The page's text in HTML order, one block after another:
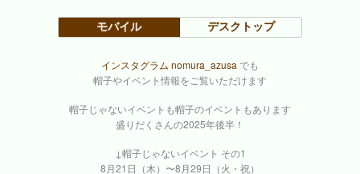
モバイル デスクトップ
インスタグラム nomura_azusa でも
帽子やイベント情報をご覧いただけます
帽子じゃないイベントも帽子のイベントもあります
盛りだくさんの2025年後半！
↓帽子じゃないイベント その1
8月21日（木）〜8月29日（火・祝）